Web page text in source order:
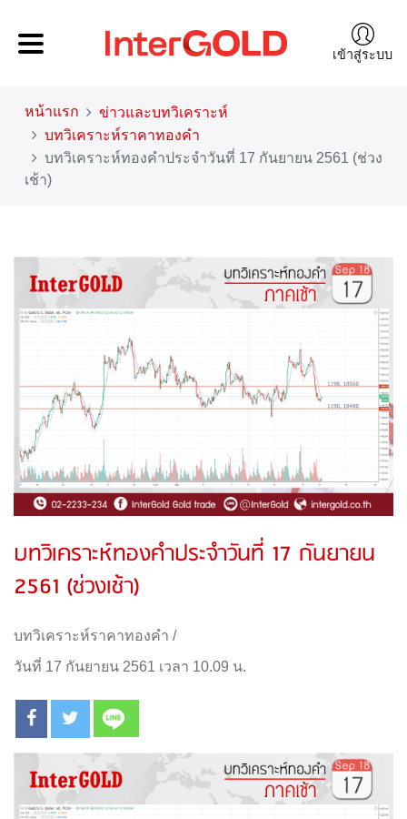
เข้าสู่ระบบ
หน้าแรก
ข่าวและบทวิเคราะห์
บทวิเคราะห์ราคาทองคำ
บทวิเคราะห์ทองคำประจำวันที่ 17 กันยายน 2561 (ช่วง
เช้า)
บทวิเคราะห์ทองคำประจำวันที่ 17 กันยายน
2561 (ช่วงเช้า)
บทวิเคราะห์ราคาทองคำ /
วันที่ 17 กันยายน 2561 เวลา 10.09 น.